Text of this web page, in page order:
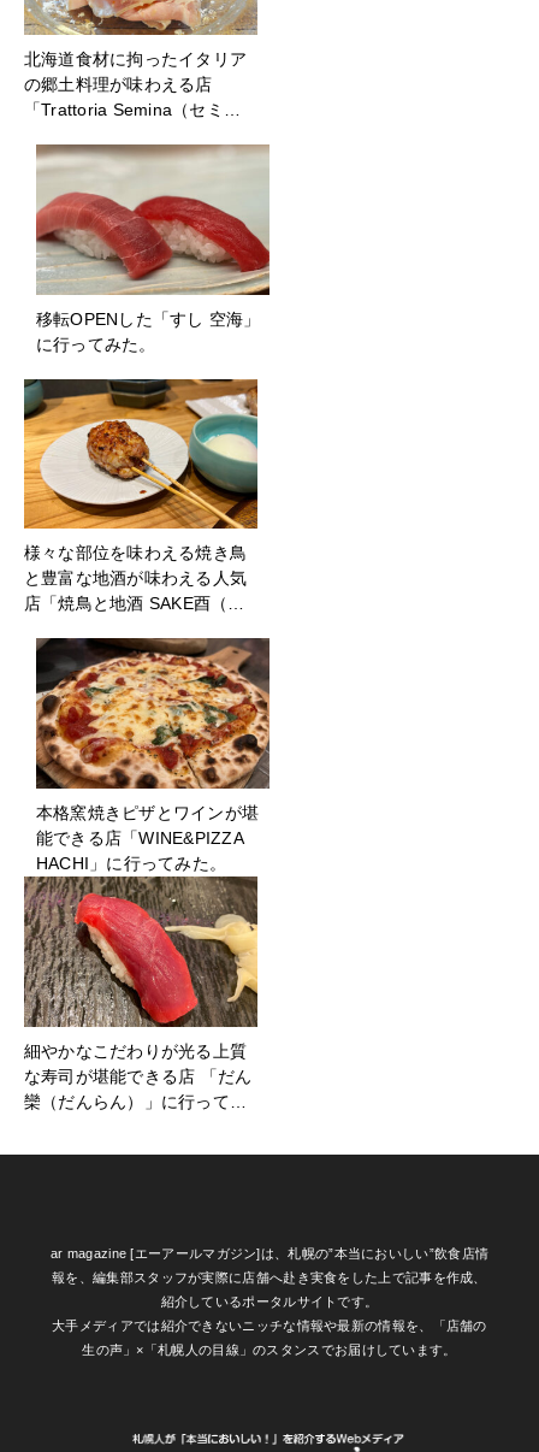
北海道食材に拘ったイタリア
の郷土料理が味わえる店
「Trattoria Semina（セミ…
移転OPENした「すし 空海」
に行ってみた。
様々な部位を味わえる焼き鳥
と豊富な地酒が味わえる人気
店「焼鳥と地酒 SAKE酉（…
本格窯焼きピザとワインが堪
能できる店「WINE&PIZZA
HACHI」に行ってみた。
細やかなこだわりが光る上質
な寿司が堪能できる店 「だん
欒（だんらん）」に行って…
ar magazine [エーアールマガジン]は、札幌の”本当においしい”飲食店情
報を、編集部スタッフが実際に店舗へ赴き実食をした上で記事を作成、
紹介しているポータルサイトです。
大手メディアでは紹介できないニッチな情報や最新の情報を、「店舗の
生の声」×「札幌人の目線」のスタンスでお届けしています。